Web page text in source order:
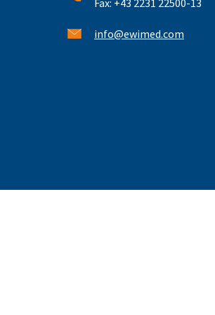
Fax: +43 2231 22500-13
info@ewimed.com